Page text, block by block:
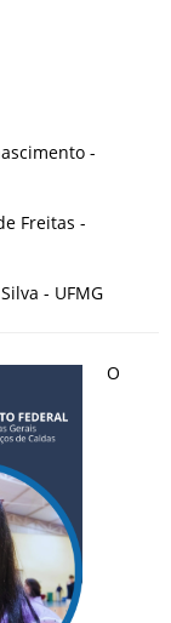
-
Freitas -
- UFMG
O